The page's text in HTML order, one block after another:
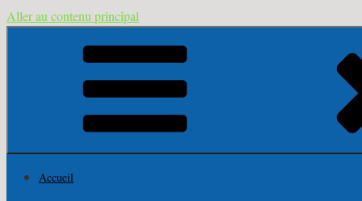
Aller au contenu principal
Accueil